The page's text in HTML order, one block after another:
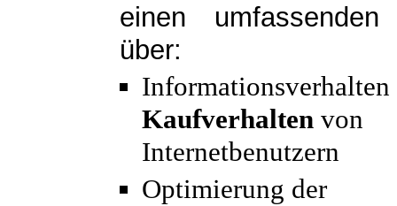
einen umfassenden
über:
Informationsverhalten
Kaufverhalten von
Internetbenutzern
Optimierung der